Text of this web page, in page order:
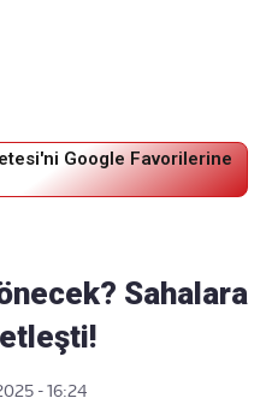
Google Favorilerine
Sahalara
- 16:24